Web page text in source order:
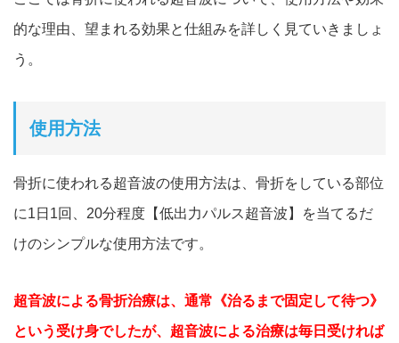
的な理由、 望まれる効果と仕組みを詳しく見ていきましょ
う。
使用方法
骨折に使われる超音波の使用方法は、 骨折をしている部位
に1日1回、20分程度【低出力パルス超音波】を当てるだ
けのシンプルな使用方法です。
超音波による骨折治療は、通常《治るまで固定して待つ》
という受け身でしたが、超音波による治療は毎日受ければ